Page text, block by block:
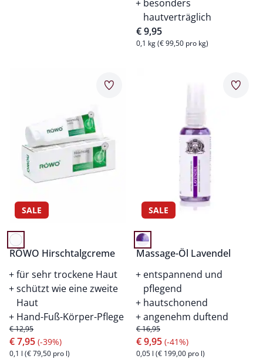
besonders
hautverträglich
€ 9,95
0,1 kg (€ 99,50 pro kg)
SALE
RÖWO Hirschtalgcreme
für sehr trockene Haut
schützt wie eine zweite
Haut
Hand-Fuß-Körper-Pflege
€ 12,95
€ 7,95 (-39%)
0,1 l (€ 79,50 pro l)
Merkzettel
SALE
Massage-Öl Lavendel
entspannend und
pflegend
hautschonend
angenehm duftend
€ 16,95
€ 9,95 (-41%)
0,05 l (€ 199,00 pro l)